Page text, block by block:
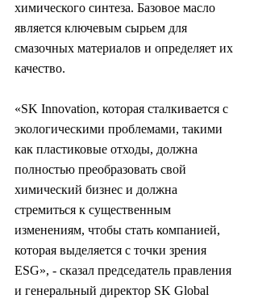
химического синтеза. Базовое масло
является ключевым сырьем для
смазочных материалов и определяет их
качество.
«SK Innovation, которая сталкивается с
экологическими проблемами, такими
как пластиковые отходы, должна
полностью преобразовать свой
химический бизнес и должна
стремиться к существенным
изменениям, чтобы стать компанией,
которая выделяется с точки зрения
ESG», - сказал председатель правления
и генеральный директор SK Global